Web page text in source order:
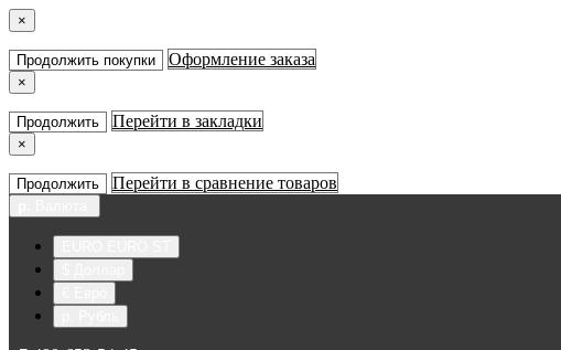
×
Продолжить покупки Оформление заказа
×
Продолжить Перейти в закладки
×
Продолжить Перейти в сравнение товаров